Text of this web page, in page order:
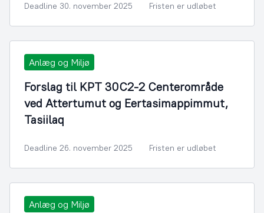
Deadline 30. november 2025 Fristen er udløbet
Anlæg og Miljø
Forslag til KPT 30C2-2 Centerområde
ved Attertumut og Eertasimappimmut,
Tasiilaq
Deadline 26. november 2025 Fristen er udløbet
Anlæg og Miljø